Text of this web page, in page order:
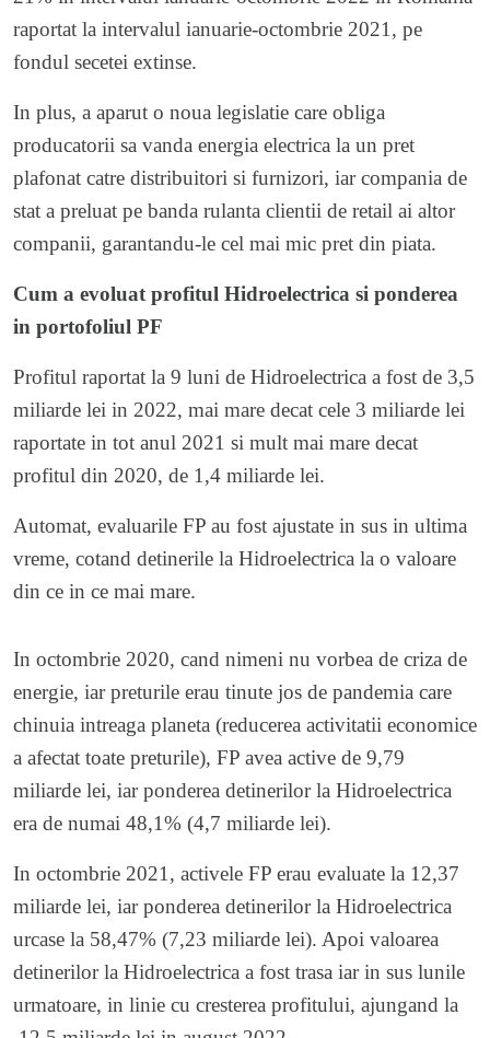
raportat la intervalul ianuarie-octombrie 2021, pe
fondul secetei extinse.
In plus, a aparut o noua legislatie care obliga
producatorii sa vanda energia electrica la un pret
plafonat catre distribuitori si furnizori, iar compania de
stat a preluat pe banda rulanta clientii de retail ai altor
companii, garantandu-le cel mai mic pret din piata.
Cum a evoluat profitul Hidroelectrica si ponderea
in portofoliul PF
Profitul raportat la 9 luni de Hidroelectrica a fost de 3,5
miliarde lei in 2022, mai mare decat cele 3 miliarde lei
raportate in tot anul 2021 si mult mai mare decat
profitul din 2020, de 1,4 miliarde lei.
Automat, evaluarile FP au fost ajustate in sus in ultima
vreme, cotand detinerile la Hidroelectrica la o valoare
din ce in ce mai mare.
In octombrie 2020, cand nimeni nu vorbea de criza de
energie, iar preturile erau tinute jos de pandemia care
chinuia intreaga planeta (reducerea activitatii economice
a afectat toate preturile), FP avea active de 9,79
miliarde lei, iar ponderea detinerilor la Hidroelectrica
era de numai 48,1% (4,7 miliarde lei).
In octombrie 2021, activele FP erau evaluate la 12,37
miliarde lei, iar ponderea detinerilor la Hidroelectrica
urcase la 58,47% (7,23 miliarde lei). Apoi valoarea
detinerilor la Hidroelectrica a fost trasa iar in sus lunile
urmatoare, in linie cu cresterea profitului, ajungand la